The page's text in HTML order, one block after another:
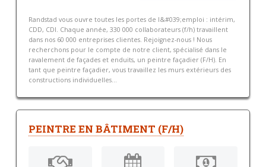
Randstad vous ouvre toutes les portes de l&#039;emploi : intérim,
CDD, CDI. Chaque année, 330 000 collaborateurs (f/h) travaillent
dans nos 60 000 entreprises clientes. Rejoignez-nous ! Nous
recherchons pour le compte de notre client, spécialisé dans le
ravalement de façades et enduits, un peintre façadier (F/H). En
tant que peintre façadier, vous travaillez les murs extérieurs des
constructions individuelles...
PEINTRE EN BÂTIMENT (F/H)